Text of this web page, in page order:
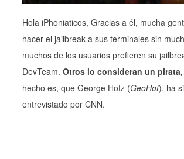
Hola iPhoniaticos, Gracias a él, mucha
hacer el jailbreak a sus terminales sin
muchos de los usuarios prefieren su
DevTeam. Otros lo consideran un
hecho es, que George Hotz (GeoHot), ha
entrevistado por CNN.